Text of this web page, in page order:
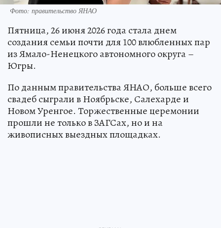
Фото: правительство ЯНАО
Пятница, 26 июня 2026 года стала днем
создания семьи почти для 100 влюбленных пар
из Ямало-Ненецкого автономного округа –
Югры.
По данным правительства ЯНАО, больше всего
свадеб сыграли в Ноябрьске, Салехарде и
Новом Уренгое. Торжественные церемонии
прошли не только в ЗАГСах, но и на
живописных выездных площадках.